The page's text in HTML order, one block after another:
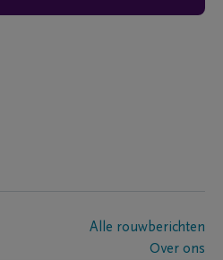
Alle rouwberichten
Over ons